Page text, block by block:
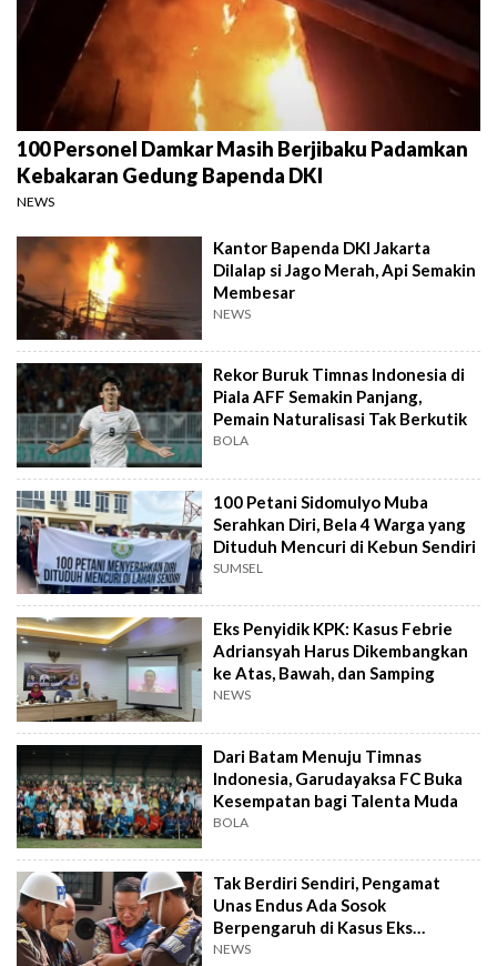
100 Personel Damkar Masih Berjibaku Padamkan
Kebakaran Gedung Bapenda DKI
NEWS
Kantor Bapenda DKI Jakarta
Dilalap si Jago Merah, Api Semakin
Membesar
NEWS
Rekor Buruk Timnas Indonesia di
Piala AFF Semakin Panjang,
Pemain Naturalisasi Tak Berkutik
BOLA
100 Petani Sidomulyo Muba
Serahkan Diri, Bela 4 Warga yang
Dituduh Mencuri di Kebun Sendiri
SUMSEL
Eks Penyidik KPK: Kasus Febrie
Adriansyah Harus Dikembangkan
ke Atas, Bawah, dan Samping
NEWS
Dari Batam Menuju Timnas
Indonesia, Garudayaksa FC Buka
Kesempatan bagi Talenta Muda
BOLA
Tak Berdiri Sendiri, Pengamat
Unas Endus Ada Sosok
Berpengaruh di Kasus Eks
Jampidsus
NEWS